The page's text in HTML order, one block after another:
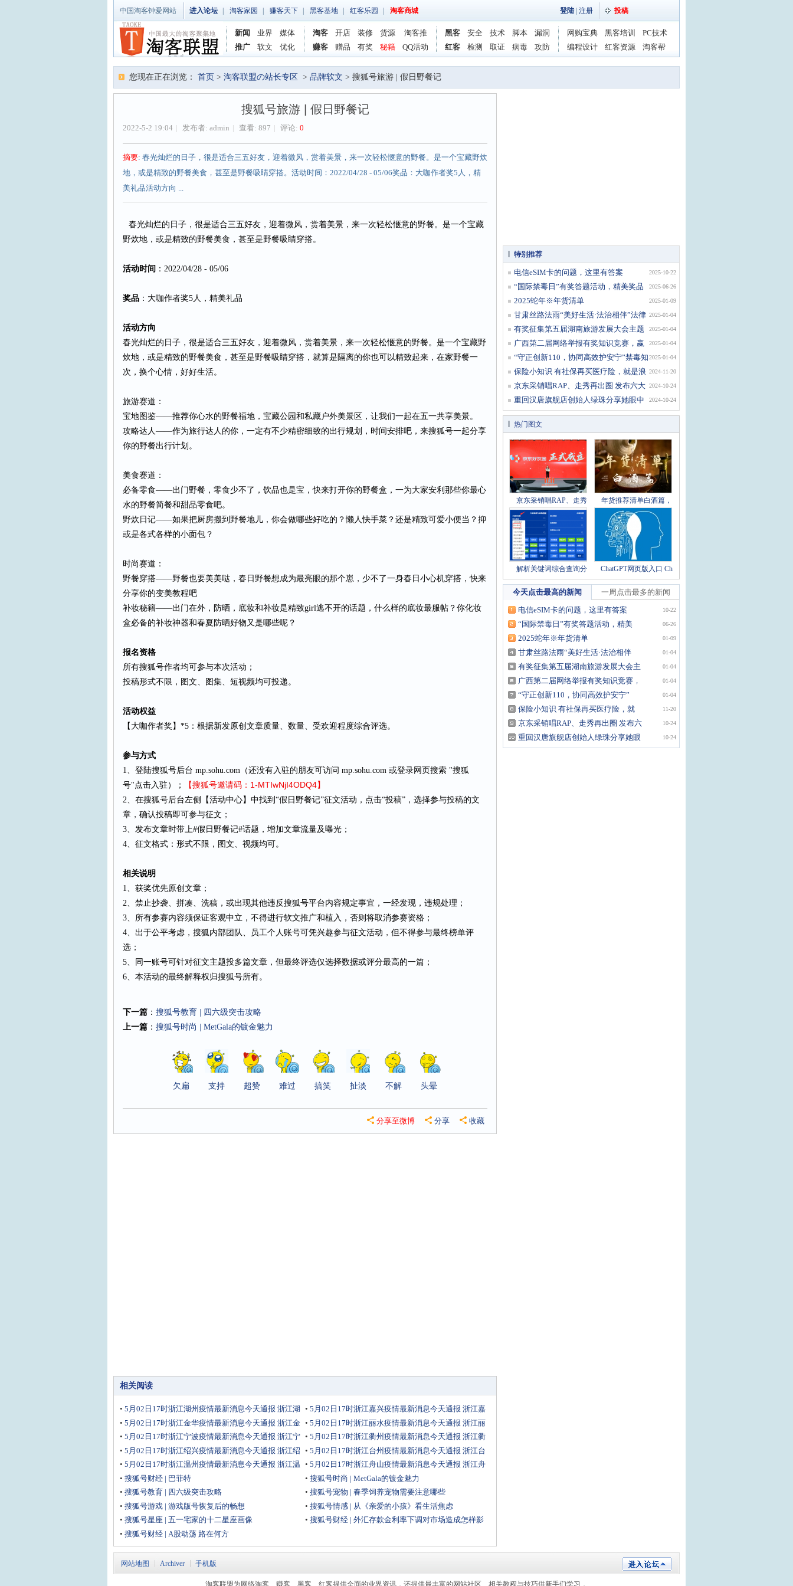
中国淘客钟爱网站 进入论坛 淘客家园 赚客天下 黑客基地 红客乐园 淘客商城 登陆 注册 投稿
新闻 业界
媒体
推广
软文 优化
淘客 开店 装修 货源
淘客推
赚客
赠品 有奖 秘籍 QQ活动
黑客 安全 技术 脚本
漏洞
红客
检测 取证 病毒 攻防
网购宝典 黑客培训
PC技术
编程设计
红客资源 淘客帮
您现在正在浏览： 首页 > 淘客联盟の站长专区 > 品牌软文 > 搜狐号旅游 | 假日野餐记
搜狐号旅游 | 假日野餐记
2022-5-2 19:04 | 发布者: admin | 查看: 897 | 评论: 0
摘要: 春光灿烂的日子，很是适合三五好友，迎着微风，赏着美景，来一次轻松惬意的野餐。是一个宝藏野炊
地，或是精致的野餐美食，甚至是野餐吸睛穿搭。活动时间：2022/04/28 - 05/06奖品：大咖作者奖5人，精
美礼品活动方向 ...
春光灿烂的日子，很是适合三五好友，迎着微风，赏着美景，来一次轻松惬意的野餐。是一个宝藏
野炊地，或是精致的野餐美食，甚至是野餐吸睛穿搭。
活动时间 ：2022/04/28 - 05/06
奖品 ：大咖作者奖5人，精美礼品
活动方向
春光灿烂的日子，很是适合三五好友，迎着微风，赏着美景，来一次轻松惬意的野餐。是一个宝藏野
炊地，或是精致的野餐美食，甚至是野餐吸睛穿搭，就算是隔离的你也可以精致起来，在家野餐一
次，换个心情，好好生活。
旅游赛道：
宝地图鉴——推荐你心水的野餐福地，宝藏公园和私藏户外美景区，让我们一起在五一共享美景。
攻略达人——作为旅行达人的你，一定有不少精密细致的出行规划，时间安排吧，来搜狐号一起分享
你的野餐出行计划。
美食赛道：
必备零食——出门野餐，零食少不了，饮品也是宝，快来打开你的野餐盒，一为大家安利那些你最心
水的野餐简餐和甜品零食吧。
野炊日记——如果把厨房搬到野餐地儿，你会做哪些好吃的？懒人快手菜？还是精致可爱小便当？抑
或是各式各样的小面包？
时尚赛道：
野餐穿搭——野餐也要美美哒，春日野餐想成为最亮眼的那个崽，少不了一身春日小心机穿搭，快来
分享你的变美教程吧
补妆秘籍——出门在外，防晒，底妆和补妆是精致girl逃不开的话题，什么样的底妆最服帖？你化妆
盒必备的补妆神器和春夏防晒好物又是哪些呢？
报名资格
所有搜狐号作者均可参与本次活动；
投稿形式不限，图文、图集、短视频均可投递。
活动权益
【大咖作者奖】*5：根据新发原创文章质量、数量、受欢迎程度综合评选。
参与方式
1、登陆搜狐号后台 mp.sohu.com（还没有入驻的朋友可访问 mp.sohu.com 或登录网页搜索 "搜狐
号"点击入驻）；
【搜狐号邀请码：1-MTIwNjI4ODQ4】
2、在搜狐号后台左侧【活动中心】中找到“假日野餐记”征文活动，点击“投稿”，选择参与投稿的文
章，确认投稿即可参与征文；
3、发布文章时带上#假日野餐记#话题，增加文章流量及曝光；
4、征文格式：形式不限，图文、视频均可。
相关说明
1、获奖优先原创文章；
2、禁止抄袭、拼凑、洗稿，或出现其他违反搜狐号平台内容规定事宜，一经发现，违规处理；
3、所有参赛内容须保证客观中立，不得进行软文推广和植入，否则将取消参赛资格；
4、出于公平考虑，搜狐内部团队、员工个人账号可凭兴趣参与征文活动，但不得参与最终榜单评
选；
5、同一账号可针对征文主题投多篇文章，但最终评选仅选择数据或评分最高的一篇；
6、本活动的最终解释权归搜狐号所有。
下一篇 ： 搜狐号教育 | 四六级突击攻略
上一篇 ： 搜狐号时尚 | MetGala的镀金魅力
欠扁 支持 超赞 难过 搞笑 扯淡 不解 头晕
收藏
分享
分享至微博
相关阅读
• 5月02日17时浙江湖州疫情最新消息今天通报 浙江湖
州疫情防控最新数据通知
• 5月02日17时浙江嘉兴疫情最新消息今天通报 浙江嘉
兴疫情防控最新数据通知
• 5月02日17时浙江金华疫情最新消息今天通报 浙江金
华疫情防控最新数据通知
• 5月02日17时浙江丽水疫情最新消息今天通报 浙江丽
水疫情防控最新数据通知
• 5月02日17时浙江宁波疫情最新消息今天通报 浙江宁
波疫情防控最新数据通知
• 5月02日17时浙江衢州疫情最新消息今天通报 浙江衢
州疫情防控最新数据通知
• 5月02日17时浙江绍兴疫情最新消息今天通报 浙江绍
兴疫情防控最新数据通知
• 5月02日17时浙江台州疫情最新消息今天通报 浙江台
州疫情防控最新数据通知
• 5月02日17时浙江温州疫情最新消息今天通报 浙江温
州疫情防控最新数据通知
• 5月02日17时浙江舟山疫情最新消息今天通报 浙江舟
山疫情防控最新数据通知
• 搜狐号财经 | 巴菲特 • 搜狐号时尚 | MetGala的镀金魅力
• 搜狐号教育 | 四六级突击攻略 • 搜狐号宠物 | 春季饲养宠物需要注意哪些
• 搜狐号游戏 | 游戏版号恢复后的畅想 • 搜狐号情感 | 从《亲爱的小孩》看生活焦虑
• 搜狐号星座 | 五一宅家的十二星座画像 • 搜狐号财经 | 外汇存款金利率下调对市场造成怎样影
• 搜狐号财经 | A股动荡 路在何方
特别推荐
2025-10-22
电信eSIM卡的问题，这里有答案
2025-06-26
“国际禁毒日”有奖答题活动，精美奖品
等你
2025-01-09
2025蛇年※年货清单
2025-01-04
甘肃丝路法雨“美好生活·法治相伴”法律
知
2025-01-04
有奖征集第五届湖南旅游发展大会主题
口号、
2025-01-04
广西第二届网络举报有奖知识竞赛，赢
30元微
2025-01-04
“守正创新110，协同高效护安宁”禁毒知
识
2024-11-20
保险小知识 有社保再买医疗险，就是浪
费钱?
2024-10-24
京东采销唱RAP、走秀再出圈 发布六大
消费关
2024-10-24
重回汉唐旗舰店创始人绿珠分享她眼中
的京东
热门图文
京东采销唱RAP、走秀 年货推荐清单白酒篇，
解析关键词综合查询分 ChatGPT网页版入口 Ch
今天点击最高的新闻 一周点击最多的新闻
10-22
电信eSIM卡的问题，这里有答案
06-26
“国际禁毒日”有奖答题活动，精美
01-09
2025蛇年※年货清单
01-04
甘肃丝路法雨“美好生活·法治相伴
01-04
有奖征集第五届湖南旅游发展大会主
01-04
广西第二届网络举报有奖知识竞赛，
01-04
“守正创新110，协同高效护安宁”
11-20
保险小知识 有社保再买医疗险，就
10-24
京东采销唱RAP、走秀再出圈 发布六
10-24
重回汉唐旗舰店创始人绿珠分享她眼
网站地图 Archiver 手机版
淘客联盟为网络淘客、赚客、黑客、红客提供全面的业界资讯，还提供最丰富的网站社区、相关教程与技巧供新手们学习，